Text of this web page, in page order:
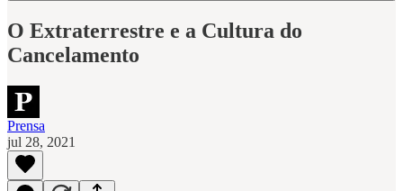
O Extraterrestre e a Cultura do
Cancelamento
Prensa
jul 28, 2021